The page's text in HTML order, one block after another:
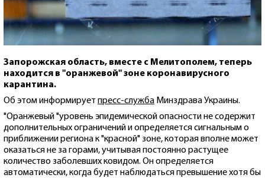
Запорожская область, вместе с Мелитополем, теперь
находится в "оранжевой" зоне коронавирусного
карантина.
Об этом информирует пресс-служба Минздрава Украины.
"Оранжевый "уровень эпидемической опасности не содержит
дополнительных ограничений и определяется сигнальным о
приближении региона к "красной" зоне, которая вполне может
оказаться не за горами, учитывая постоянно растущее
количество заболевших ковидом. Он определяется
автоматически, когда будет наблюдаться превышение хотя бы